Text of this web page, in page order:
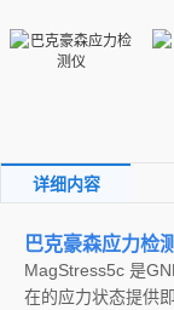
详细内容
巴克豪森应力检
MagStress5c 是
在的应力状态提供